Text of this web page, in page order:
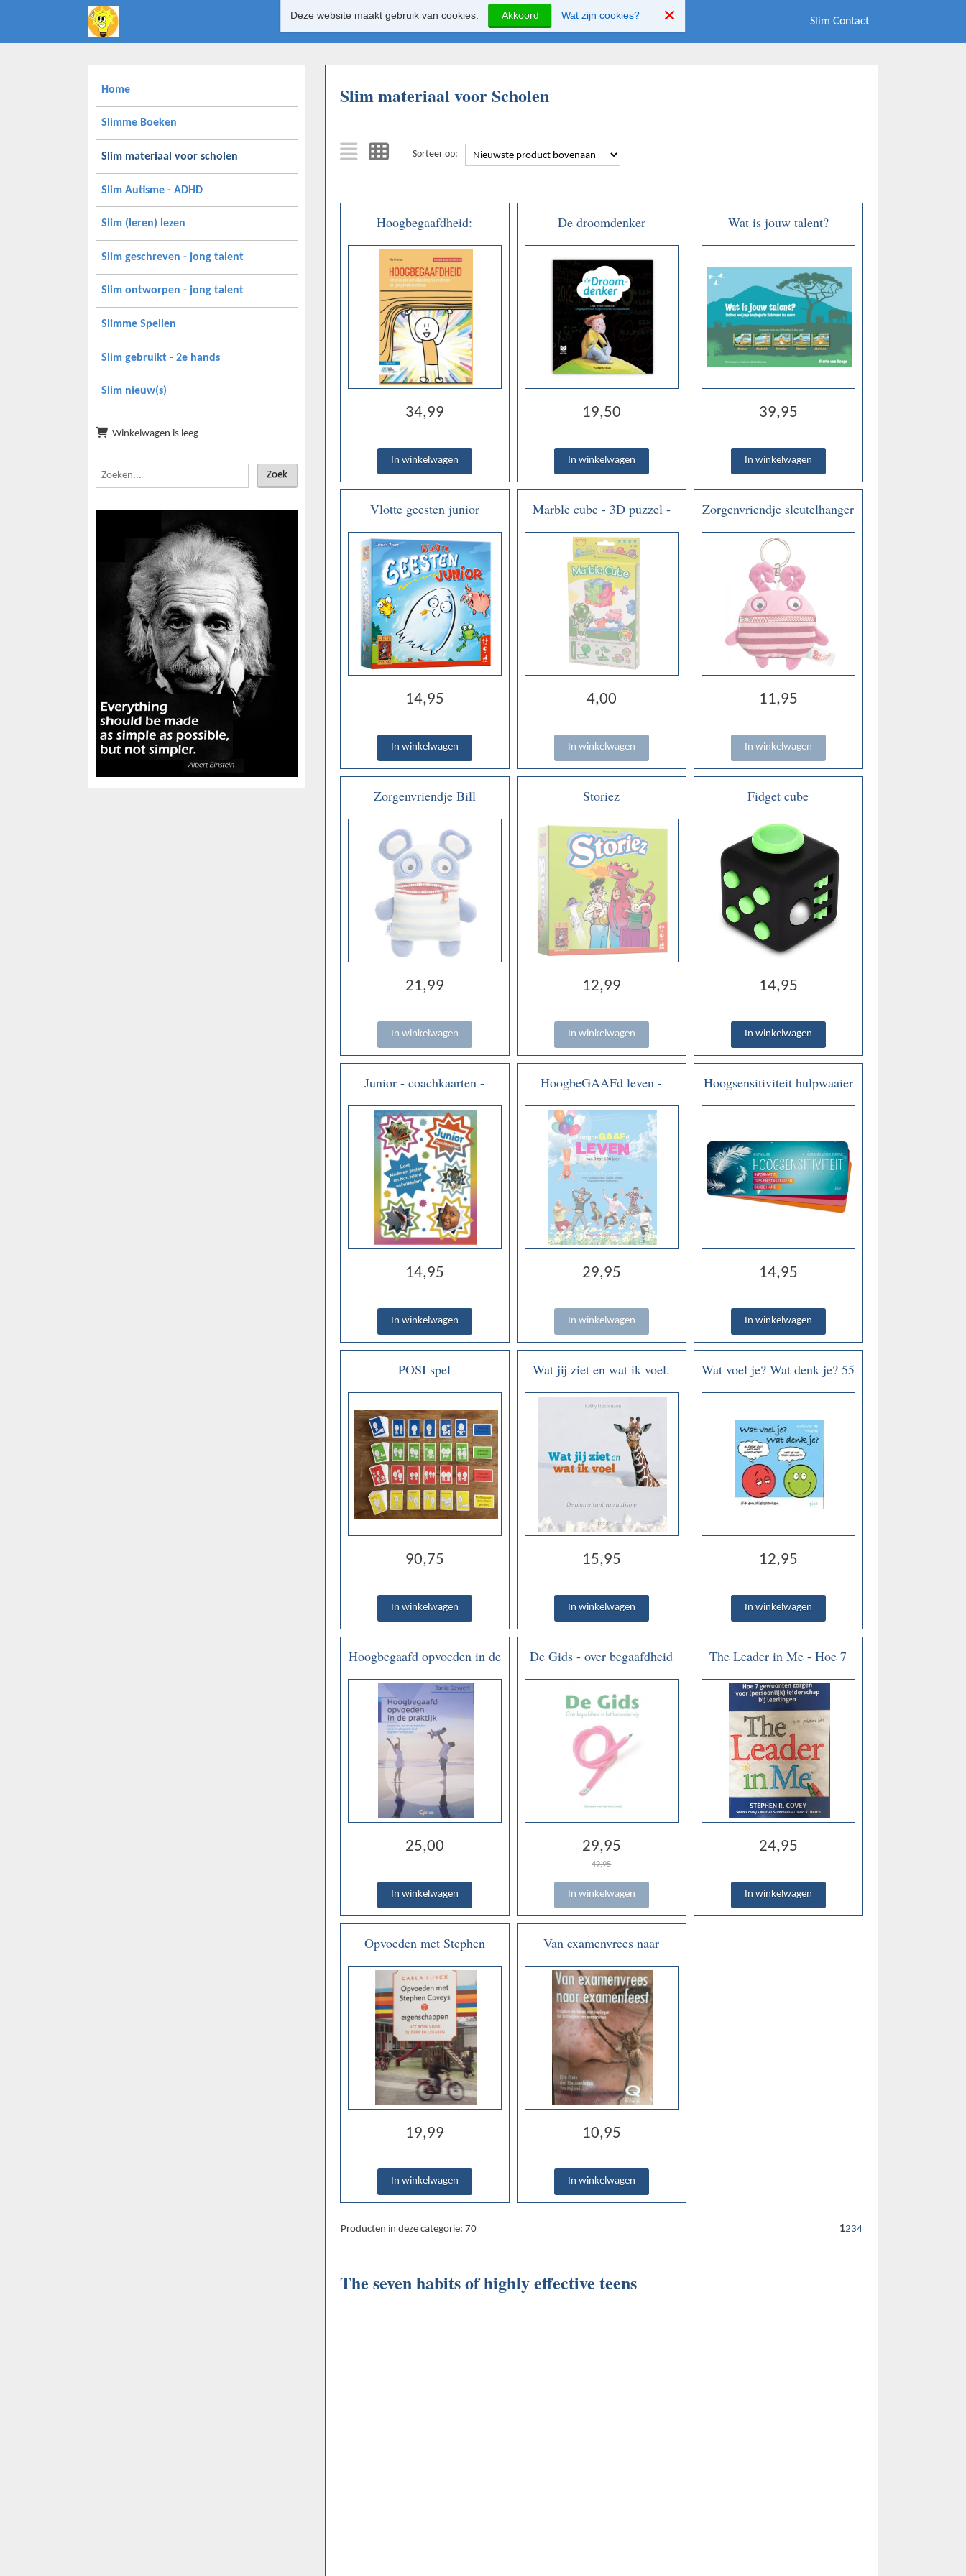
Slim Contact
Slim materiaal voor Scholen
Sorteer op:
Hoogbegaafdheid:
emotionele ontwikkeling bij
kinderen en
(jong)volwassenen, toolbox
voor de praktijk
34,99
De droomdenker
19,50
Wat is jouw talent?
39,95
Vlotte geesten junior
14,95
Marble cube - 3D puzzel -
klein
4,00
Zorgenvriendje sleutelhanger
(Sorgenfresser)
11,95
Zorgenvriendje Bill
21,99
Storiez
12,99
Fidget cube
14,95
Junior - coachkaarten -
14,95
HoogbeGAAFd leven -
Marianne van Gelder
29,95
Hoogsensitiviteit hulpwaaier
- Marianne Voetee-Dibbink
14,95
POSI spel
90,75
Wat jij ziet en wat ik voel.
De binnenkant van autisme. -
Kathy Hoopmann
15,95
Wat voel je? Wat denk je? 55
emotiekaarten.
12,95
Hoogbegaafd opvoeden in de
praktijk - Tania Gevaert
25,00
De Gids - over begaafdheid
in het onderwijs
29,95
49,95
The Leader in Me - Hoe 7
gewoonten zorgen voor
(persoonlijk) leiderschap bij
leerlingen - Stephen R.
Covey e.a.
24,95
Opvoeden met Stephen
Coveys 7 eigenschappen -
Hét boek voor ouders en
leraren - Carla Luycx
19,99
Van examenvrees naar
examenfeest Werkboek -
Kim Oonk, Ard ,
Nieuwenbroek, Ivo Mijland
10,95
Producten in deze categorie: 70 1234
The seven habits of highly effective teens
Home
Slimme Boeken
Slim materiaal voor scholen
Slim Autisme - ADHD
Slim (leren) lezen
Slim geschreven - jong talent
Slim ontworpen - jong talent
Slimme Spellen
Slim gebruikt - 2e hands
Slim nieuw(s)
Winkelwagen is leeg
Deze website maakt gebruik van cookies. Akkoord Wat zijn cookies?